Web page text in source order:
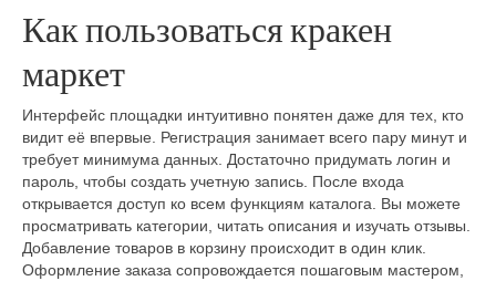
Как пользоваться кракен
маркет
Интерфейс площадки интуитивно понятен даже для тех, кто
видит её впервые. Регистрация занимает всего пару минут и
требует минимума данных. Достаточно придумать логин и
пароль, чтобы создать учетную запись. После входа
открывается доступ ко всем функциям каталога. Вы можете
просматривать категории, читать описания и изучать отзывы.
Добавление товаров в корзину происходит в один клик.
Оформление заказа сопровождается пошаговым мастером,